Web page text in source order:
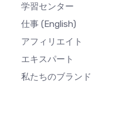
学習センター
仕事 (English)
アフィリエイト
エキスパート
私たちのブランド